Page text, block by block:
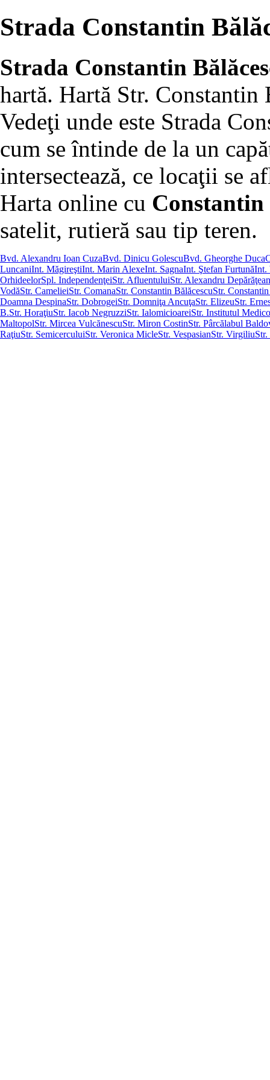
Strada Constantin
Strada Constantin
hartă. Hartă Str. Constantin
Vedeţi unde este Strada
cum se întinde de la un
intersectează, ce locaţii se
Harta online cu Constantin
satelit, rutieră sau tip teren.
Bvd. Alexandru Ioan CuzaBvd. Dinicu GolescuBvd. Gheorghe Duca
LuncaniInt. MăgireştiInt. Marin AlexeInt. SagnaInt. Ştefan FurtunăInt.
OrhideelorSpl. IndependenţeiStr. AfluentuluiStr. Alexandru
VodăStr. CamelieiStr. ComanaStr. Constantin BălăcescuStr.
Doamna DespinaStr. DobrogeiStr. Domniţa AncuţaStr. ElizeuStr.
B.Str. HoraţiuStr. Iacob NegruzziStr. IalomicioareiStr. Institutul
MaltopolStr. Mircea VulcănescuStr. Miron CostinStr. Pârcălabul
RaţiuStr. SemicerculuiStr. Veronica MicleStr. VespasianStr. Virgiliu